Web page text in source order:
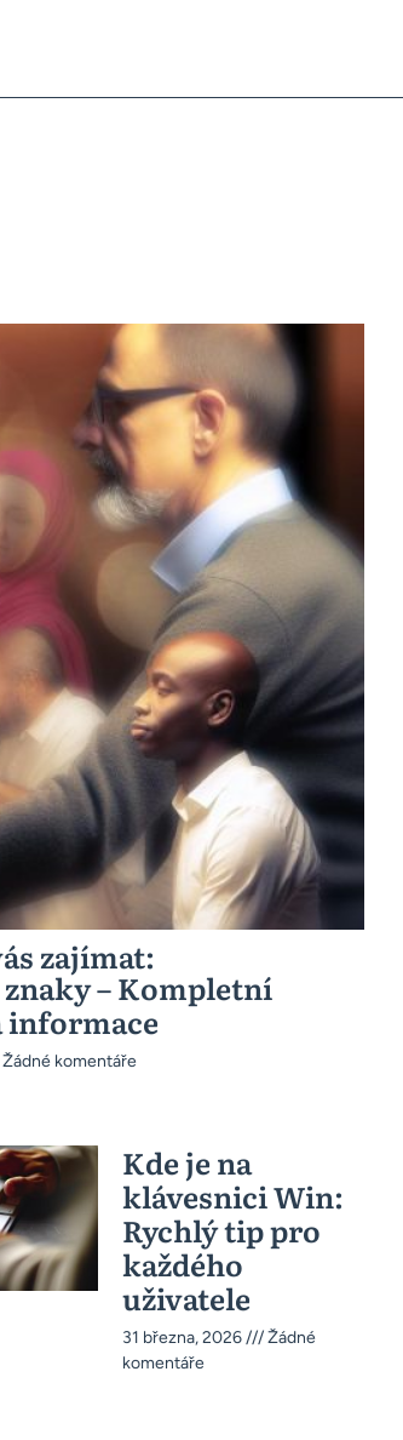
zajímat:
– Kompletní
informace
Žádné komentáře
Kde je na
klávesnici Win:
Rychlý tip pro
každého
uživatele
31 března, 2026
Žádné
komentáře